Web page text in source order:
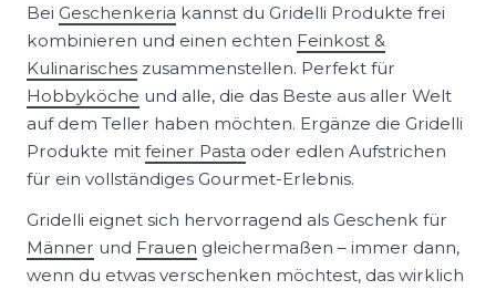
Bei Geschenkeria kannst du Gridelli Produkte frei
kombinieren und einen echten Feinkost &
Kulinarisches zusammenstellen. Perfekt für
Hobbyköche und alle, die das Beste aus aller Welt
auf dem Teller haben möchten. Ergänze die Gridelli
Produkte mit feiner Pasta oder edlen Aufstrichen
für ein vollständiges Gourmet-Erlebnis.
Gridelli eignet sich hervorragend als Geschenk für
Männer und Frauen gleichermaßen – immer dann,
wenn du etwas verschenken möchtest, das wirklich